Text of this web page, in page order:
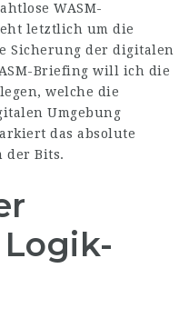
WASM-
letztlich um die
Sicherung der digitalen
Briefing will ich die
welche die
Umgebung
das absolute
der Bits.